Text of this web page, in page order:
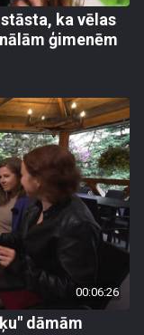
ka vēlas
ģimenēm
00:06:26
dāmām